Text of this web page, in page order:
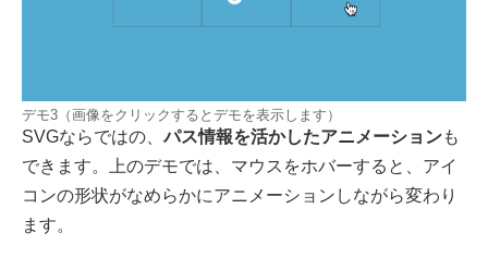
デモ3（画像をクリックするとデモを表示します）
SVGならではの、パス情報を活かしたアニメーションも
できます。上のデモでは、マウスをホバーすると、アイ
コンの形状がなめらかにアニメーションしながら変わり
ます。